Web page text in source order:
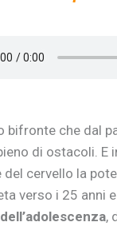
bifronte che dal
di ostacoli. E
cervello la
verso i 25 anni
,